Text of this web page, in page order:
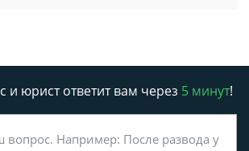
и юрист ответит вам через 5 минут!